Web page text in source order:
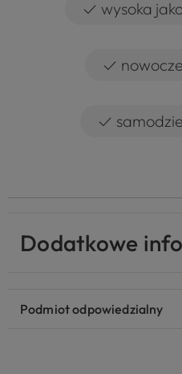
✓ wysoka
✓
✓
Dodatkowe
Podmiot odpowiedzialny